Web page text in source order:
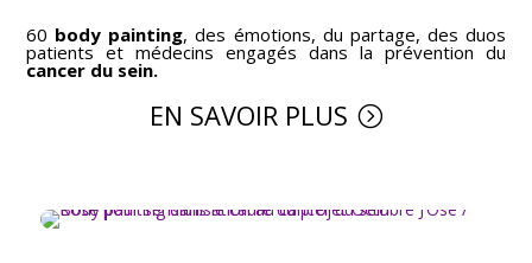
60 body painting, des émotions, du partage, des duos
patients et médecins engagés dans la prévention du
cancer du sein.
EN SAVOIR PLUS